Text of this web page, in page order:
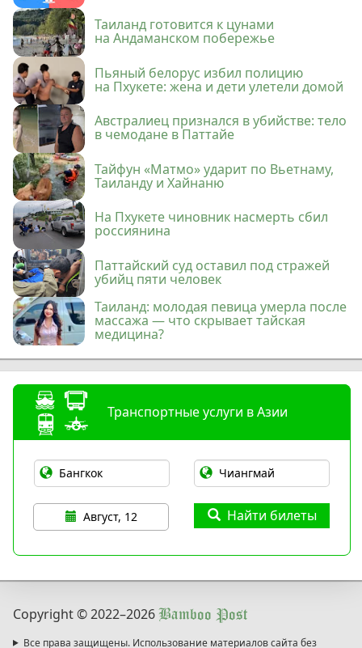
Таиланд готовится к цунами
на Андаманском побережье
Пьяный белорус избил полицию
на Пхукете: жена и дети улетели домой
Австралиец признался в убийстве: тело
в чемодане в Паттайе
Тайфун «Матмо» ударит по Вьетнаму,
Таиланду и Хайнаню
На Пхукете чиновник насмерть сбил
россиянина
Паттайский суд оставил под стражей
убийц пяти человек
Таиланд: молодая певица умерла после
массажа — что скрывает тайская
медицина?
Транспортные услуги в Азии
Август, 12 Найти билеты
Copyright © 2022–2026 Bamboo Post
Все права защищены. Использование материалов сайта без